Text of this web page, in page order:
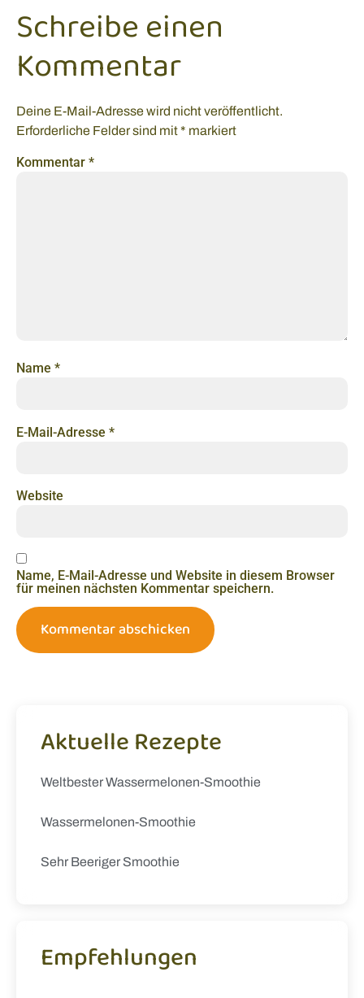
Schreibe einen
Kommentar
Deine E-Mail-Adresse wird nicht veröffentlicht.
Erforderliche Felder sind mit* markiert
Kommentar *
Name *
E-Mail-Adresse *
Website
Name, E-Mail-Adresse und Website in diesem Browser
für meinen nächsten Kommentar speichern.
Aktuelle Rezepte
Weltbester Wassermelonen-Smoothie
Wassermelonen-Smoothie
Sehr Beeriger Smoothie
Empfehlungen